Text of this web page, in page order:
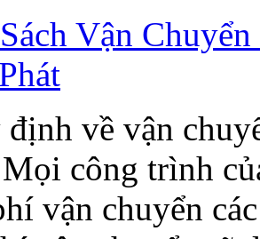
Vận
định về vận
công trình
vận chuyển